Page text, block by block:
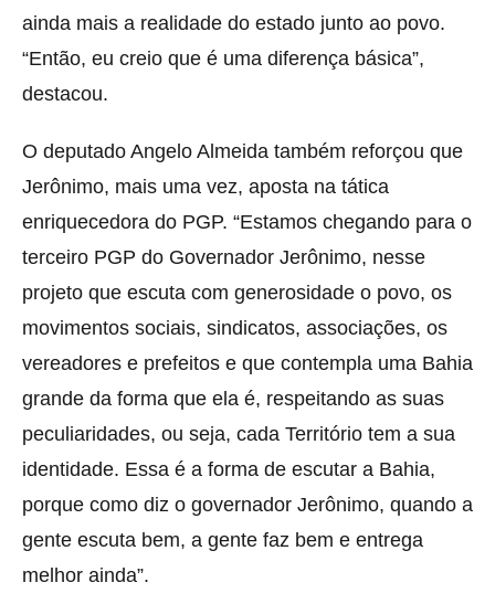
ainda mais a realidade do estado junto ao povo.
“Então, eu creio que é uma diferença básica”,
destacou.
O deputado Angelo Almeida também reforçou que
Jerônimo, mais uma vez, aposta na tática
enriquecedora do PGP. “Estamos chegando para o
terceiro PGP do Governador Jerônimo, nesse
projeto que escuta com generosidade o povo, os
movimentos sociais, sindicatos, associações, os
vereadores e prefeitos e que contempla uma Bahia
grande da forma que ela é, respeitando as suas
peculiaridades, ou seja, cada Território tem a sua
identidade. Essa é a forma de escutar a Bahia,
porque como diz o governador Jerônimo, quando a
gente escuta bem, a gente faz bem e entrega
melhor ainda”.